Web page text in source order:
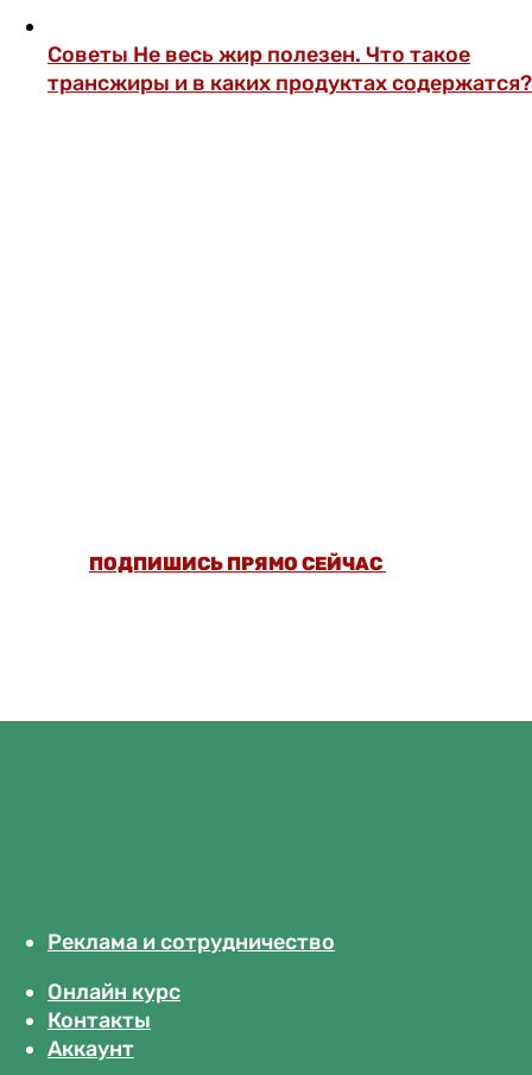
Советы Не весь жир полезен. Что такое
трансжиры и в каких продуктах содержатся?
ПОДПИШИСЬ ПРЯМО СЕЙЧАС
Реклама и сотрудничество
Онлайн курс
Контакты
Аккаунт